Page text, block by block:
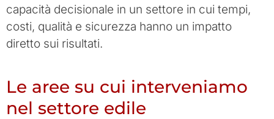
capacità decisionale in un settore in cui tempi,
costi, qualità e sicurezza hanno un impatto
diretto sui risultati.
Le aree su cui interveniamo
nel settore edile